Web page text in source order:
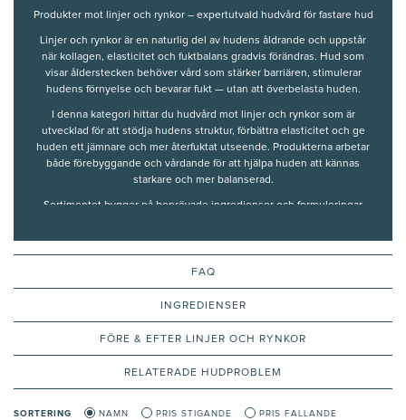
Produkter mot linjer och rynkor – expertutvald hudvård för fastare hud
Linjer och rynkor är en naturlig del av hudens åldrande och uppstår
när kollagen, elasticitet och fuktbalans gradvis förändras. Hud som
visar ålderstecken behöver vård som stärker barriären, stimulerar
hudens förnyelse och bevarar fukt — utan att överbelasta huden.
I denna kategori hittar du hudvård mot linjer och rynkor som är
utvecklad för att stödja hudens struktur, förbättra elasticitet och ge
huden ett jämnare och mer återfuktat utseende. Produkterna arbetar
både förebyggande och vårdande för att hjälpa huden att kännas
starkare och mer balanserad.
Sortimentet bygger på beprövade ingredienser och formuleringar
som stödjer hudens naturliga förnyelse och långsiktiga hudhälsa.
FAQ
INGREDIENSER
FÖRE & EFTER LINJER OCH RYNKOR
RELATERADE HUDPROBLEM
SORTERING NAMN PRIS STIGANDE
PRIS FALLANDE